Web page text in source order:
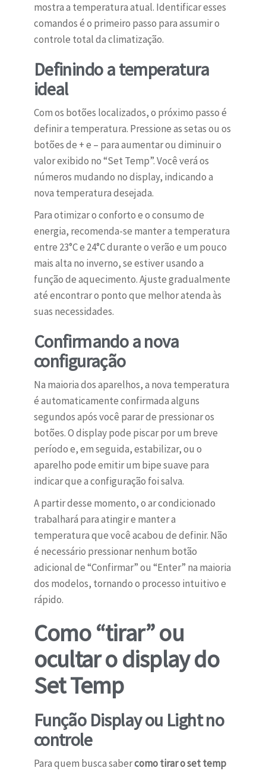
mostra a temperatura atual. Identificar esses
comandos é o primeiro passo para assumir o
controle total da climatização.
Definindo a temperatura
ideal
Com os botões localizados, o próximo passo é
definir a temperatura. Pressione as setas ou os
botões de + e – para aumentar ou diminuir o
valor exibido no “Set Temp”. Você verá os
números mudando no display, indicando a
nova temperatura desejada.
Para otimizar o conforto e o consumo de
energia, recomenda-se manter a temperatura
entre 23°C e 24°C durante o verão e um pouco
mais alta no inverno, se estiver usando a
função de aquecimento. Ajuste gradualmente
até encontrar o ponto que melhor atenda às
suas necessidades.
Confirmando a nova
configuração
Na maioria dos aparelhos, a nova temperatura
é automaticamente confirmada alguns
segundos após você parar de pressionar os
botões. O display pode piscar por um breve
período e, em seguida, estabilizar, ou o
aparelho pode emitir um bipe suave para
indicar que a configuração foi salva.
A partir desse momento, o ar condicionado
trabalhará para atingir e manter a
temperatura que você acabou de definir. Não
é necessário pressionar nenhum botão
adicional de “Confirmar” ou “Enter” na maioria
dos modelos, tornando o processo intuitivo e
rápido.
Como “tirar” ou
ocultar o display do
Set Temp
Função Display ou Light no
controle
Para quem busca sabercomo tirar o set temp